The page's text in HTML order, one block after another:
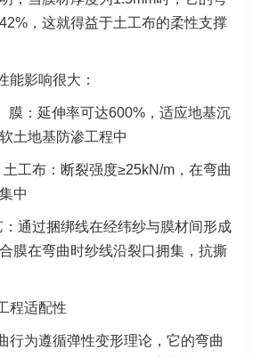
，这就得益于土工布的柔性支撑
能影响很大：
膜：延伸率可达600%，适应地基沉
土地基防渗工程中
工布：断裂强度≥25kN/m，在弯曲
中
通过捆绑线在经纬纱与膜材间形成
膜在弯曲时纱线沿裂口拥集，抗撕
程适配性
行为遵循弹性变形理论，它的弯曲